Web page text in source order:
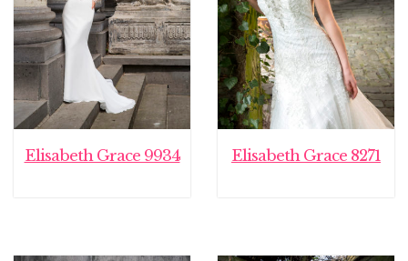
Elisabeth Grace 9934 Elisabeth Grace 8271